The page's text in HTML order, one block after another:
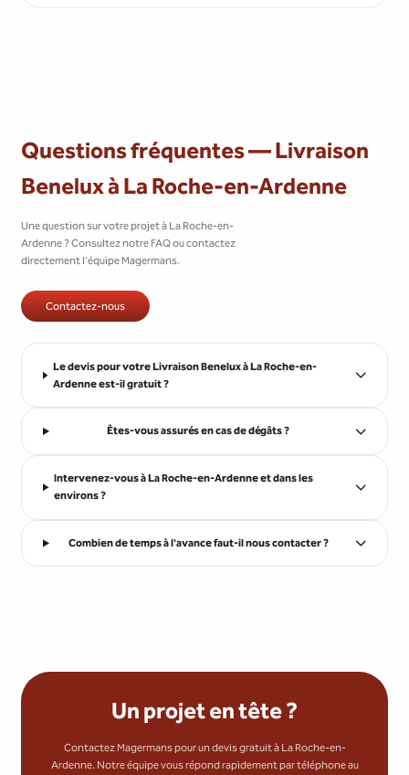
Questions fréquentes — Livraison
Benelux à La Roche-en-Ardenne
Une question sur votre projet à La Roche-en-
Ardenne ? Consultez notre FAQ ou contactez
directement l'équipe Magermans.
Contactez-nous
Le devis pour votre Livraison Benelux à La Roche-en-
Ardenne est-il gratuit ?
Êtes-vous assurés en cas de dégâts ?
Intervenez-vous à La Roche-en-Ardenne et dans les
environs ?
Combien de temps à l'avance faut-il nous contacter ?
Un projet en tête ?
Contactez Magermans pour un devis gratuit à La Roche-en-
Ardenne. Notre équipe vous répond rapidement par téléphone au